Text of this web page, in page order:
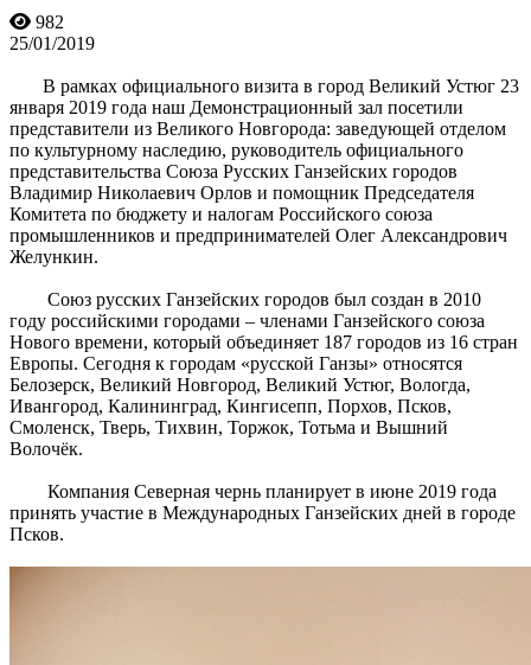
982
25/01/2019
В рамках официального визита в город Великий Устюг 23
января 2019 года наш Демонстрационный зал посетили
представители из Великого Новгорода: заведующей отделом
по культурному наследию, руководитель официального
представительства Союза Русских Ганзейских городов
Владимир Николаевич Орлов и помощник Председателя
Комитета по бюджету и налогам Российского союза
промышленников и предпринимателей Олег Александрович
Желункин.
Союз русских Ганзейских городов был создан в 2010
году российскими городами – членами Ганзейского союза
Нового времени, который объединяет 187 городов из 16 стран
Европы. Сегодня к городам «русской Ганзы» относятся
Белозерск, Великий Новгород, Великий Устюг, Вологда,
Ивангород, Калининград, Кингисепп, Порхов, Псков,
Смоленск, Тверь, Тихвин, Торжок, Тотьма и Вышний
Волочёк.
Компания Северная чернь планирует в июне 2019 года
принять участие в Международных Ганзейских дней в городе
Псков.